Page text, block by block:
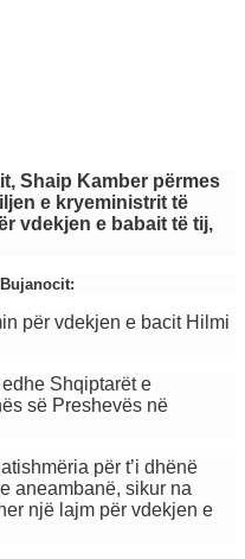
Shaip Kamber përmes
e kryeministrit të
vdekjen e babait të tij,
për vdekjen e bacit Hilmi
Shqiptarët e
së Preshevës në
për t’i dhënë
aneambanë, sikur na
një lajm për vdekjen e